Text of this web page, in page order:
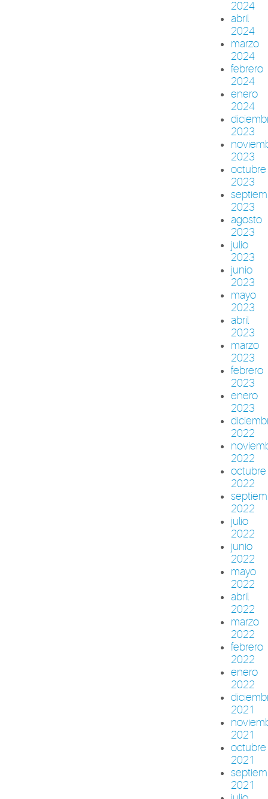
2024
abril
2024
marzo
2024
febrero
2024
enero
2024
2023
2023
octubre
2023
2023
agosto
2023
julio
2023
junio
2023
mayo
2023
abril
2023
marzo
2023
febrero
2023
enero
2023
2022
2022
octubre
2022
2022
julio
2022
junio
2022
mayo
2022
abril
2022
marzo
2022
febrero
2022
enero
2022
2021
2021
octubre
2021
2021